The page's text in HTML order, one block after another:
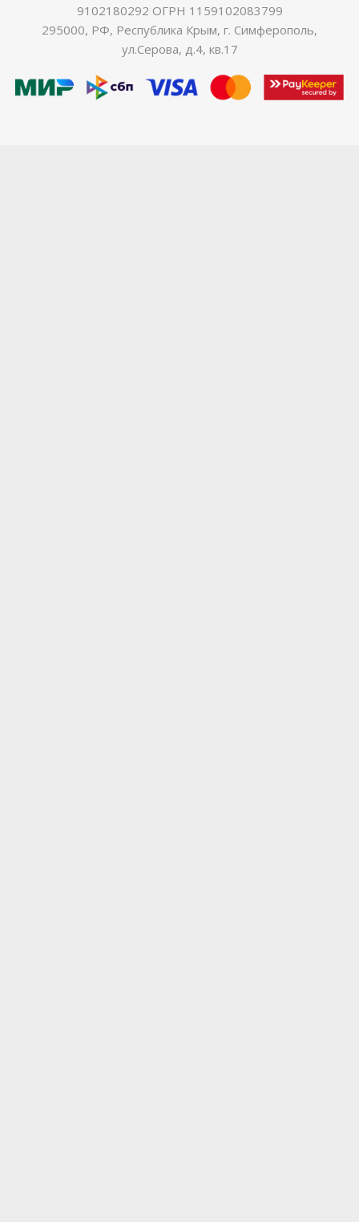
9102180292 ОГРН 1159102083799
295000, РФ, Республика Крым, г. Симферополь,
ул.Серова, д.4, кв.17